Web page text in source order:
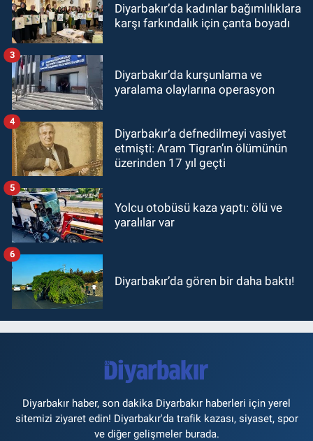
Diyarbakır’da kadınlar bağımlılıklara
karşı farkındalık için çanta boyadı
Diyarbakır’da kurşunlama ve
yaralama olaylarına operasyon
3
Diyarbakır’a defnedilmeyi vasiyet
etmişti: Aram Tigran’ın ölümünün
üzerinden 17 yıl geçti
4
Yolcu otobüsü kaza yaptı: ölü ve
yaralılar var
5
Diyarbakır’da gören bir daha baktı!
6
Diyarbakır haber, son dakika Diyarbakır haberleri için yerel
sitemizi ziyaret edin! Diyarbakır'da trafik kazası, siyaset, spor
ve diğer gelişmeler burada.